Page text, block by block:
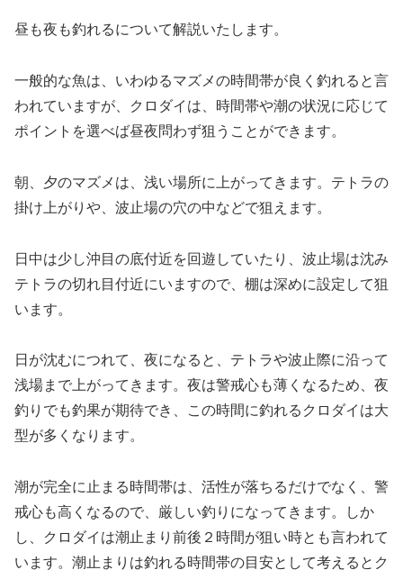
昼も夜も釣れるについて解説いたします。
一般的な魚は、いわゆるマズメの時間帯が良く釣れると言
われていますが、クロダイは、時間帯や潮の状況に応じて
ポイントを選べば昼夜問わず狙うことができます。
朝、夕のマズメは、浅い場所に上がってきます。テトラの
掛け上がりや、波止場の穴の中などで狙えます。
日中は少し沖目の底付近を回遊していたり、波止場は沈み
テトラの切れ目付近にいますので、棚は深めに設定して狙
います。
日が沈むにつれて、夜になると、テトラや波止際に沿って
浅場まで上がってきます。夜は警戒心も薄くなるため、夜
釣りでも釣果が期待でき、この時間に釣れるクロダイは大
型が多くなります。
潮が完全に止まる時間帯は、活性が落ちるだけでなく、警
戒心も高くなるので、厳しい釣りになってきます。しか
し、クロダイは潮止まり前後２時間が狙い時とも言われて
います。潮止まりは釣れる時間帯の目安として考えるとク